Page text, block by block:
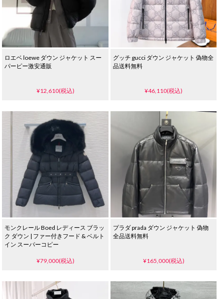
ロエベ loewe ダウン ジャケット スー
パーピー激安通販
¥12,610(税込)
グッチ gucci ダウン ジャケット 偽物全
品送料無料
¥46,110(税込)
モンクレール Boed レディース ブラッ
ク ダウン | ファー付きフード & ベルト
イン スーパーコピー
¥79,000(税込)
プラダ prada ダウン ジャケット 偽物
全品送料無料
¥165,000(税込)